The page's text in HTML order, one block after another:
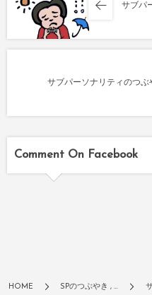
サブパ
サブパーソナリティのつぶ
Comment On Facebook
HOME SPのつぶやき , …